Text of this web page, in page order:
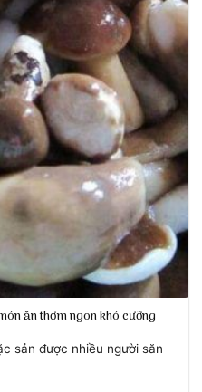
ăn thơm ngon khó cưỡng
sản được nhiều người săn